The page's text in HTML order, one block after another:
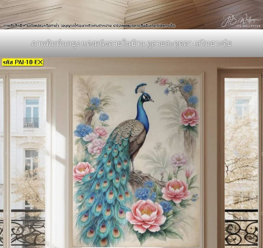
ภาพพิมพ์นกยูง แต่งผนังภายในบ้าน ดูสวยสะดุดตา เสริมฮวงจุ้ย